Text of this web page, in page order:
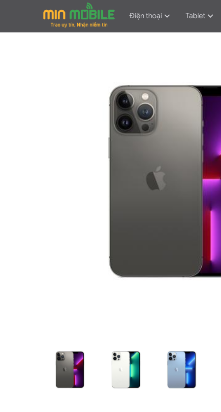
Điện thoại Tablet